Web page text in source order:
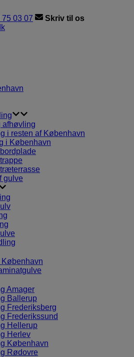
75 03 07
Skriv til os
afhøvling
i resten af København
i København
gulve
Amager
Ballerup
Frederiksberg
Frederikssund
Hellerup
Herlev
København
Rødovre